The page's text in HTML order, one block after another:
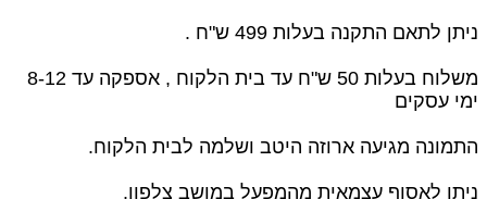
ניתן לתאם התקנה בעלות 499 ש"ח .
משלוח בעלות 50 ש"ח עד בית הלקוח , אספקה עד 8-12
ימי עסקים
התמונה מגיעה ארוזה היטב ושלמה לבית הלקוח.
ניתן לאסוף עצמאית מהמפעל במושב צלפון.